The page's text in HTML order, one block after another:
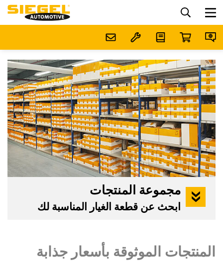
مجموعة المنتجات
ابحث عن قطعة الغيار المناسبة لك
المنتجات الموثوقة بأسعار جذابة